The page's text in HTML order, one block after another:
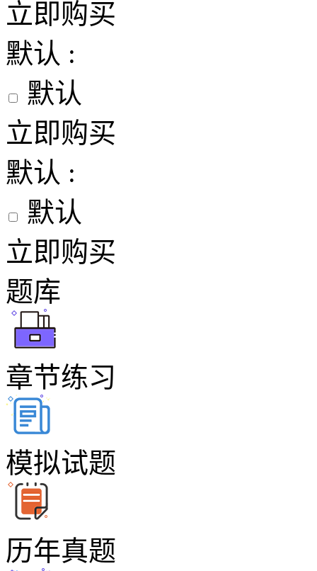
立即购买
默认 :
默认
立即购买
默认 :
默认
立即购买
题库
章节练习
模拟试题
历年真题